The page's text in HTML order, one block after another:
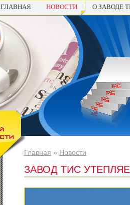
ГЛАВНАЯ НОВОСТИ О ЗАВОДЕ
Главная » Новости
ЗАВОД ТИС